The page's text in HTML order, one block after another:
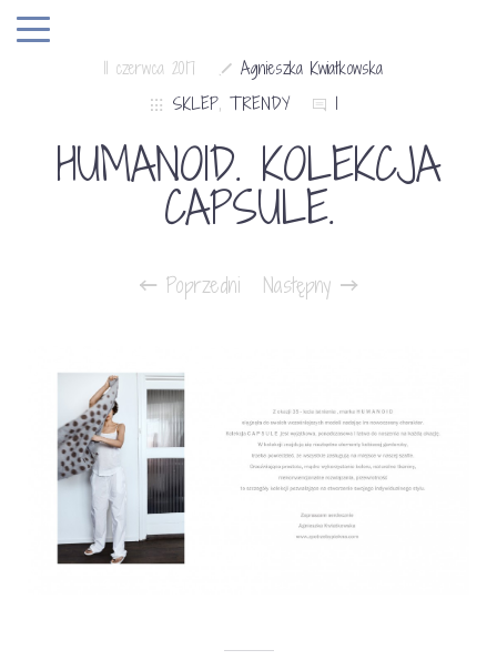
11 czerwca 2017
Agnieszka Kwiatkowska
SKLEP, TRENDY 1
HUMANOID. KOLEKCJA
CAPSULE.
Poprzedni Następny